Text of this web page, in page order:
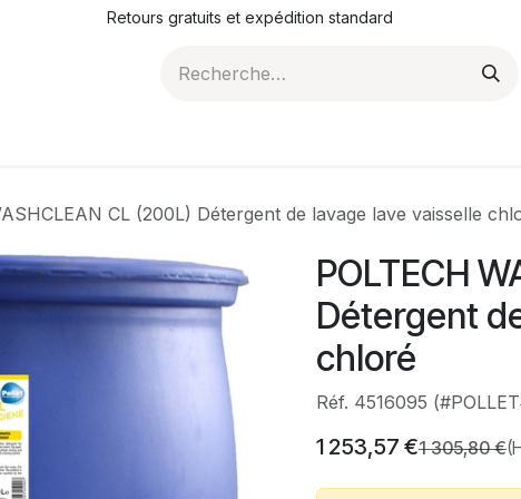
Retours gratuits et expédition standard
CL (200L) Détergent de lavage lave vaisselle
POLTECH
Détergent
chloré
Réf. 4516095
1 253,57 €1 305,80€